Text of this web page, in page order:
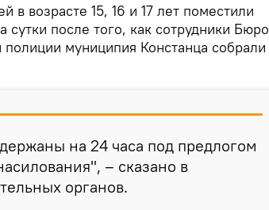
в возрасте 15, 16 и 17 лет поместили
сутки после того, как сотрудники Бюро
муниципия Констанца собрали
на 24 часа под предлогом
– сказано в
органов.